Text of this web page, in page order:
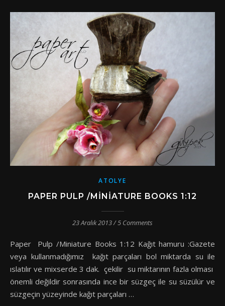
ATOLYE
PAPER PULP /MINIATURE BOOKS 1:12
23 Aralık 2013/5 Comments
Paper Pulp /Miniature Books 1:12 Kağıt hamuru :Gazete
veya kullanmadığımız kağıt parçaları bol miktarda su ile
ıslatılır ve mixserde 3 dak. çekilir su miktarının fazla olması
önemli değildir sonrasında ince bir süzgeç ile su süzülür ve
süzgeçin yüzeyinde kağıt parçaları …